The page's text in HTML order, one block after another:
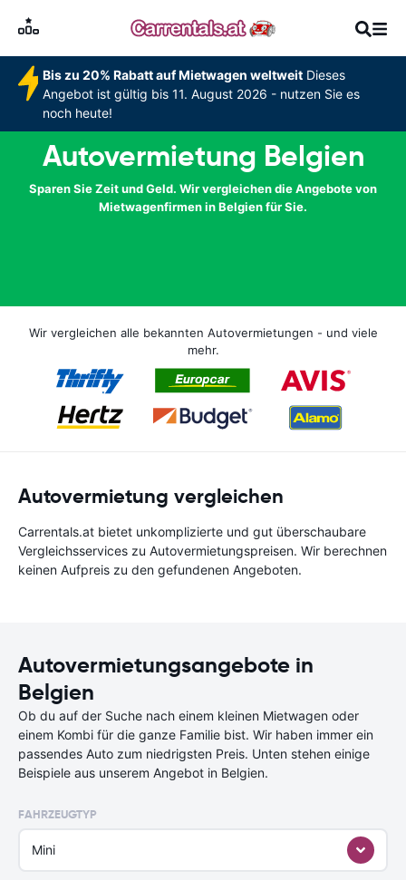
Bis zu 20% Rabatt auf Mietwagen weltweitDieses
Angebot ist gültig bis 11. August 2026 - nutzen Sie es
noch heute!
Autovermietung Belgien
Sparen Sie Zeit und Geld. Wir vergleichen die Angebote von
Mietwagenfirmen in Belgien für Sie.
Wir vergleichen alle bekannten Autovermietungen - und viele
mehr.
Autovermietung vergleichen
Carrentals.at bietet unkomplizierte und gut überschaubare
Vergleichsservices zu Autovermietungspreisen. Wir berechnen
keinen Aufpreis zu den gefundenen Angeboten.
Autovermietungsangebote in
Belgien
Ob du auf der Suche nach einem kleinen Mietwagen oder
einem Kombi für die ganze Familie bist. Wir haben immer ein
passendes Auto zum niedrigsten Preis. Unten stehen einige
Beispiele aus unserem Angebot in Belgien.
FAHRZEUGTYP
Mini